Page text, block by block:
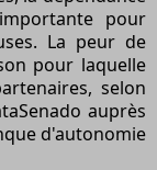
pour
La peur de
pour laquelle
selon
auprès
d'autonomie